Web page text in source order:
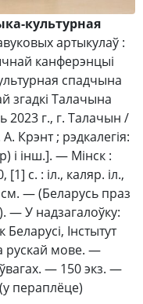
культурная
артыкулаў :
канферэнцыі
спадчына
згадкі Талачына
2023 г., г. Талачын /
Крэнт ; рэдкалегія:
і інш.]. — Мінск :
с. : іл., каляр. іл.,
см. — (Беларусь праз
— У надзагалоўку:
Інстытут
рускай мове. —
— 150 экз. —
пераплёце)